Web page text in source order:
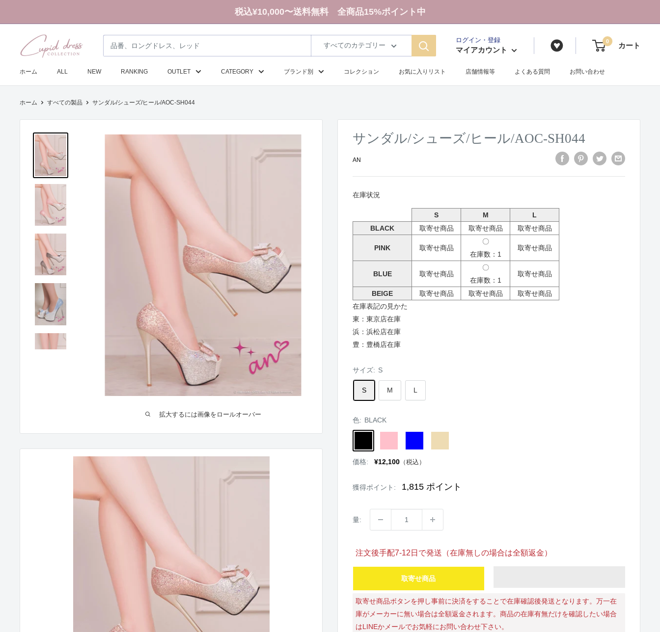
税込¥10,000〜送料無料 全商品15%ポイント中
ピ
ス
すべてのカテゴリー
ログイン・登録
マイアカウント
0 カート
ホーム ALL NEW RANKING OUTLET CATEGORY ブランド別 コレクション お気に入りリスト 店舗情報等 よくある質問 お問い合わせ
ホーム すべての製品 サンダル/シューズ/ヒール/AOC-SH044
拡大するには画像をロールオーバー
サンダル/シューズ/ヒール/AOC-SH044
AN
在庫状況
S M
L
BLACK
取寄せ商品 取寄せ商品 取寄せ商品
PINK 取寄せ商品
〇
在庫数：1
取寄せ商品
BLUE 取寄せ商品
〇
在庫数：1
取寄せ商品
BEIGE 取寄せ商品 取寄せ商品
取寄せ商品
在庫表記の見かた
東：東京店在庫
浜：浜松店在庫
豊：豊橋店在庫
サイズ: S
S M L
色: BLACK
価格:
販
¥12,100 （税込）
獲得ポイント: 1,815 ポイント
量:
注文後手配7-12日で発送（在庫無しの場合は全額返金）
取寄せ商品
取寄せ商品ボタンを押し事前に決済をすることで在庫確認後発送となります。万一在
庫がメーカーに無い場合は全額返金されます。商品の在庫有無だけを確認したい場合
はLINEかメールでお気軽にお問い合わせ下さい。